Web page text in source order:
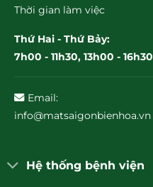
Thời gian làm việc
Thứ Hai - Thứ Bảy:
7h00 - 11h30, 13h00 - 16h30
Email:
info@matsaigonbienhoa.vn
Hệ thống bệnh viện